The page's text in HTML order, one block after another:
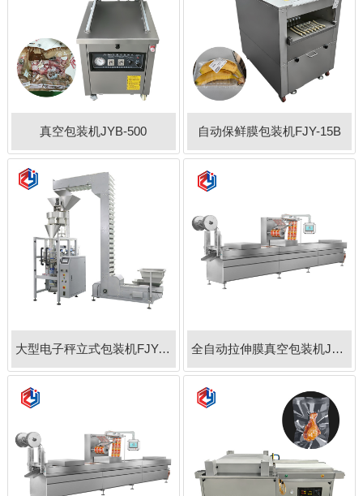
真空包装机JYB-500 自动保鲜膜包装机FJY-15B
大型电子秤立式包装机FJY-420 全自动拉伸膜真空包装机JYB-420